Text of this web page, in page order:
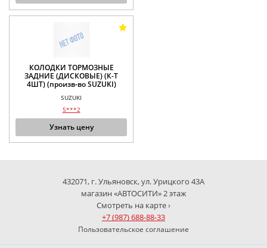
КОЛОДКИ ТОРМОЗНЫЕ
ЗАДНИЕ (ДИСКОВЫЕ) (К-Т
4ШТ) (произв-во SUZUKI)
SUZUKI
5***2
Узнать цену
432071, г. Ульяновск, ул. Урицкого 43А
магазин «АВТОСИТИ» 2 этаж
Смотреть на карте ›
+7 (987) 688-88-33
Пользовательское соглашение